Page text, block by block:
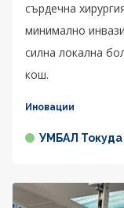
сърдечна
минимално
силна локална
кош.
Иновации
УМБАЛ Токуда